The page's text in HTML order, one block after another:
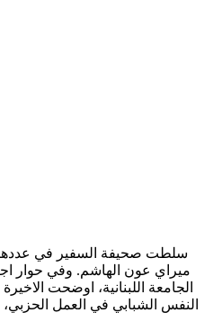
سلطت صحيفة السفير في عددها
ميراي عون الهاشم. وفي حوار
الجامعة اللبنانية، اوضحت
النفس الشبابي في العمل الحزبي،